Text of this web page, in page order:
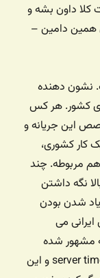
کلا داون بشه و
همین دامین –
نشون دهنده
کشور. هر کس
این جریانه و
کار کشوری،
مربوطه. چند
نگه داشتن
شدن بودن
می
مشهور شده
همه گذاشتیمش کنار چون دیدیم هی server time out و این